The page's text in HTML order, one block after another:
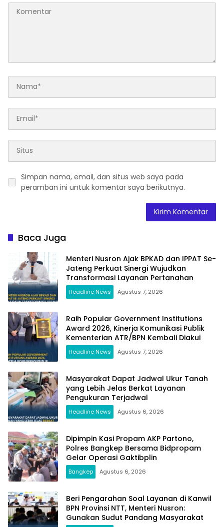
Simpan nama, email, dan situs web saya pada
peramban ini untuk komentar saya berikutnya.
Baca Juga
Menteri Nusron Ajak BPKAD dan IPPAT Se-
Jateng Perkuat Sinergi Wujudkan
Transformasi Layanan Pertanahan
Headline News Agustus 7, 2026
Raih Popular Government Institutions
Award 2026, Kinerja Komunikasi Publik
Kementerian ATR/BPN Kembali Diakui
Headline News Agustus 7, 2026
Masyarakat Dapat Jadwal Ukur Tanah
yang Lebih Jelas Berkat Layanan
Pengukuran Terjadwal
Headline News Agustus 6, 2026
Dipimpin Kasi Propam AKP Partono,
Polres Bangkep Bersama Bidpropam
Gelar Operasi Gaktibplin
Bangkep Agustus 6, 2026
Beri Pengarahan Soal Layanan di Kanwil
BPN Provinsi NTT, Menteri Nusron:
Gunakan Sudut Pandang Masyarakat